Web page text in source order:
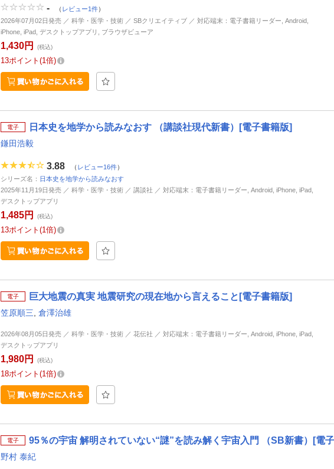
- （ レビュー1件）
2026年07月02日発売 ／ 科学・医学・技術 ／ SBクリエイティブ ／ 対応端末：電子書籍リーダー, Android,
iPhone, iPad, デスクトップアプリ, ブラウザビューア
1,430円 (税込)
13ポイント 1倍
電子 日本史を地学から読みなおす （講談社現代新書）[電子書籍版]
鎌田浩毅
3.88 （ レビュー16件）
シリーズ名： 日本史を地学から読みなおす
2025年11月19日発売 ／ 科学・医学・技術 ／ 講談社 ／ 対応端末：電子書籍リーダー, Android, iPhone, iPad,
デスクトップアプリ
1,485円 (税込)
13ポイント 1倍
電子 巨大地震の真実 地震研究の現在地から言えること[電子書籍版]
笠原順三 倉澤治雄
2026年08月05日発売 ／ 科学・医学・技術 ／ 花伝社 ／ 対応端末：電子書籍リーダー, Android, iPhone, iPad,
デスクトップアプリ
1,980円 (税込)
18ポイント 1倍
電子 95％の宇宙 解明されていない“謎”を読み解く宇宙入門 （SB新書）[電
野村 泰紀